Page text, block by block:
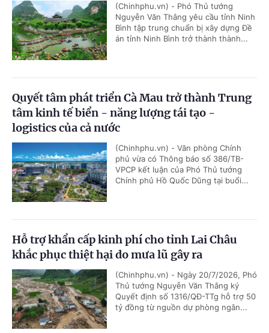
(Chinhphu.vn) - Phó Thủ tướng
Nguyễn Văn Thắng yêu cầu tỉnh Ninh
Bình tập trung chuẩn bị xây dựng Đề
án tỉnh Ninh Bình trở thành thành...
Quyết tâm phát triển Cà Mau trở thành Trung
tâm kinh tế biển - năng lượng tái tạo -
logistics của cả nước
(Chinhphu.vn) - Văn phòng Chính
phủ vừa có Thông báo số 386/TB-
VPCP kết luận của Phó Thủ tướng
Chính phủ Hồ Quốc Dũng tại buổi...
Hỗ trợ khẩn cấp kinh phí cho tỉnh Lai Châu
khắc phục thiệt hại do mưa lũ gây ra
(Chinhphu.vn) - Ngày 20/7/2026, Phó
Thủ tướng Nguyễn Văn Thắng ký
Quyết định số 1316/QĐ-TTg hỗ trợ 50
tỷ đồng từ nguồn dự phòng ngân...